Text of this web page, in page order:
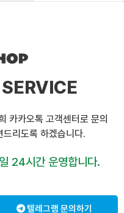
카카오톡 고객센터로 문의
리도록 하겠습니다.
24시간 운영합니다.
텔레그램 문의하기